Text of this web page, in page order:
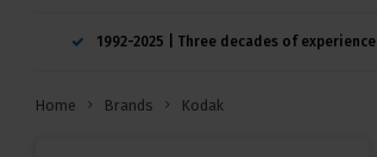
1992-2025 | Three decades of experience
Home Brands Kodak